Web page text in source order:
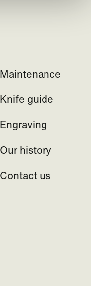
Maintenance
Knife guide
Engraving
Our history
Contact us